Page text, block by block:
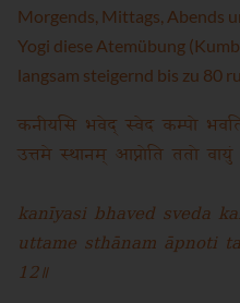
Morgends, Mittags, Abends
Yogi diese Atemübung
langsam steigernd bis zu 80
कनीयसि भवेद् स्वेद कम्पो
उत्तमे स्थानम् आप्नोति ततो
kanīyasi bhaved sveda
uttame sthānam āpnoti
12॥